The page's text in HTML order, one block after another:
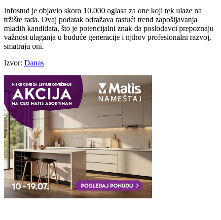
Infostud je objavio skoro 10.000 oglasa za one koji tek ulaze na
tržište rada. Ovaj podatak odražava rastući trend zapošljavanja
mladih kandidata, što je potencijalni znak da poslodavci prepoznaju
važnost ulaganja u buduće generacije i njihov profesionalni razvoj,
smatraju oni.
Izvor: Danas